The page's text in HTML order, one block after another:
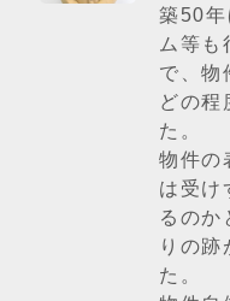
築50年
ム等も
で、物
どの程
た。
物件の
は受け
るのか
りの跡
た。